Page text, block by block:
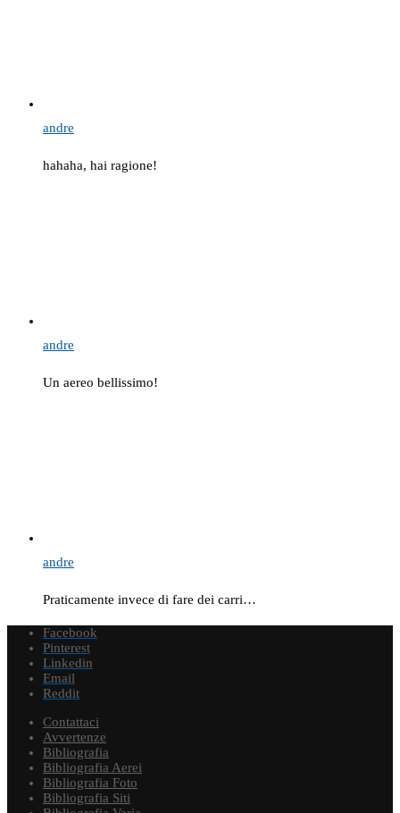
andre
hahaha, hai ragione!
andre
Un aereo bellissimo!
andre
Praticamente invece di fare dei carri…
Facebook
Pinterest
Linkedin
Email
Reddit
Contattaci
Avvertenze
Bibliografia
Bibliografia Aerei
Bibliografia Foto
Bibliografia Siti